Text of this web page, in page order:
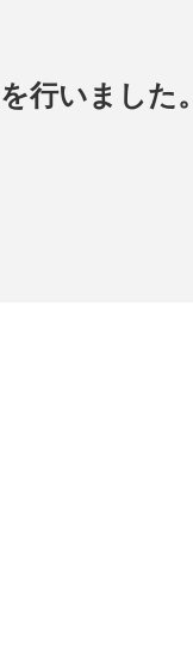
行いました。